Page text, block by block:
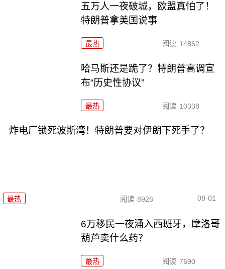
五万人一夜破城，欧盟真怕了！
特朗普拿美国说事
最热 阅读 14862
哈马斯还是跪了？特朗普高调宣
布“历史性协议”
最热 阅读 10338
炸电厂锁死波斯湾！特朗普要对伊朗下死手了？
最热 阅读 8926 08-01
6万移民一夜涌入西班牙，摩洛哥
葫芦卖什么药？
最热 阅读 7690